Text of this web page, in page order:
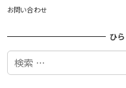
お問い合わせ
ひ
検